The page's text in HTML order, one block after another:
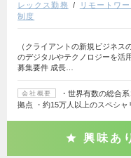
レックス勤務
リモートワ
制度
（クライアントの新規ビジネス
のデジタルやテクノロジーを活
募集要件 成長…
会社概要
・世界有数の総合
拠点 ・約15万人以上のスペシ
興味あ